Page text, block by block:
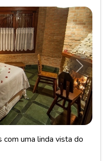
uma linda vista do